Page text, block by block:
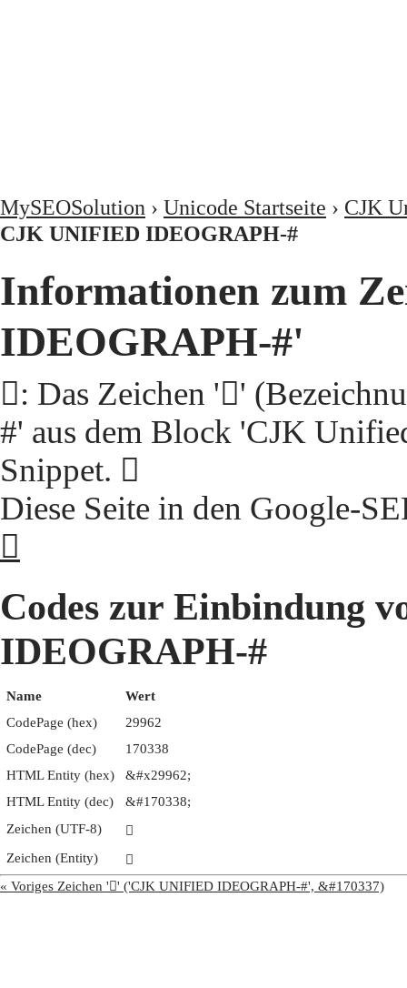
MySEOSolution › Unicode Startseite › CJK
CJK UNIFIED IDEOGRAPH-#
Informationen zum
IDEOGRAPH-#'
𩥢: Das Zeichen '𩥢'
#' aus dem Block 'CJK
Snippet. 𩥢
Diese Seite in den Google-
𩥢
Codes zur Einbindung
IDEOGRAPH-#
Name
Wert
CodePage (hex)
29962
CodePage (dec)
170338
HTML Entity (hex)
&#x29962;
HTML Entity (dec)
&#170338;
Zeichen (UTF-8)
𩥢
Zeichen (Entity)
𩥢
« Voriges Zeichen '𩥡' ('CJK UNIFIED IDEOGRAPH-#', &#170337)